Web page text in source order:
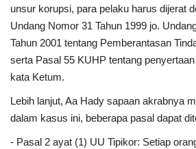
Daerah
Sumbar
Pariwisata
unsur korupsi, para pelaku harus dijerat
Undang Nomor 31 Tahun 1999 jo.
Tahun 2001 tentang Pemberantasan
serta Pasal 55 KUHP tentang
kata Ketum.
Lebih lanjut, Aa Hady sapaan akrabnya
dalam kasus ini, beberapa pasal dapat
- Pasal 2 ayat (1) UU Tipikor: Setiap